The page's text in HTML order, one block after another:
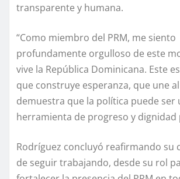
transparente y humana.
“Como miembro del PRM, me siento
profundamente orgulloso de este
vive la República Dominicana. Este
que construye esperanza, que une
demuestra que la política puede ser
herramienta de progreso y dignidad
Rodríguez concluyó reafirmando su
de seguir trabajando, desde su rol